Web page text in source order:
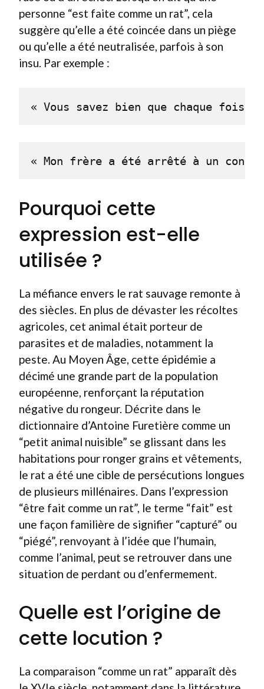
personne “est faite comme un rat”, cela
suggère qu’elle a été coincée dans un piège
ou qu’elle a été neutralisée, parfois à son
insu. Par exemple :
« Vous savez bien que chaque fois
« Mon frère a été arrêté à un
Pourquoi cette
expression est-elle
utilisée ?
La méfiance envers le rat sauvage remonte à
des siècles. En plus de dévaster les récoltes
agricoles, cet animal était porteur de
parasites et de maladies, notamment la
peste. Au Moyen Âge, cette épidémie a
décimé une grande part de la population
européenne, renforçant la réputation
négative du rongeur. Décrite dans le
dictionnaire d’Antoine Furetière comme un
“petit animal nuisible” se glissant dans les
habitations pour ronger grains et vêtements,
le rat a été une cible de persécutions longues
de plusieurs millénaires. Dans l’expression
“être fait comme un rat”, le terme “fait” est
une façon familière de signifier “capturé” ou
“piégé”, renvoyant à l’idée que l’humain,
comme l’animal, peut se retrouver dans une
situation de perdant ou d’enfermement.
Quelle est l’origine de
cette locution ?
La comparaison “comme un rat” apparaît dès